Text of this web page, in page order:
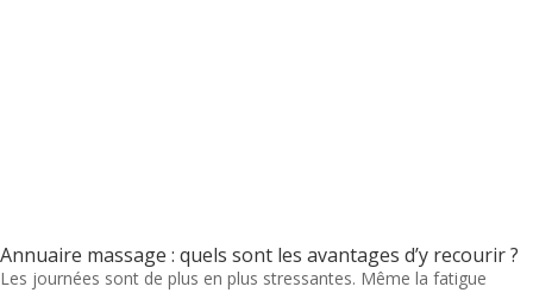
Annuaire massage : quels sont les avantages d’y recourir ?
Les journées sont de plus en plus stressantes. Même la fatigue